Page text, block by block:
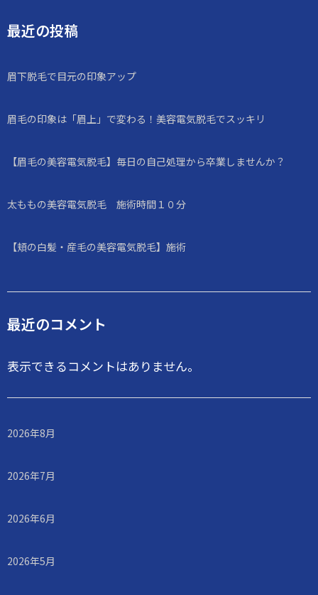
最近の投稿
眉下脱毛で目元の印象アップ
眉毛の印象は「眉上」で変わる！美容電気脱毛でスッキリ
【眉毛の美容電気脱毛】毎日の自己処理から卒業しませんか？
太ももの美容電気脱毛 施術時間１０分
【頬の白髪・産毛の美容電気脱毛】施術
最近のコメント
表示できるコメントはありません。
2026年8月
2026年7月
2026年6月
2026年5月